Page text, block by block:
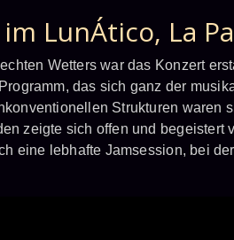
LunÁtico, La
Wetters war das Konzert
das sich ganz der
Strukturen waren
zeigte sich offen und begeistert
eine lebhafte Jamsession, bei